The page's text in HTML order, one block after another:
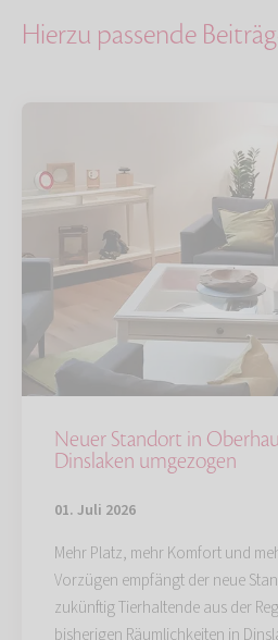
Hierzu passende
Neuer Standort in
Dinslaken umgezogen
01. Juli 2026
Mehr Platz, mehr Komfort und
Vorzügen empfängt der neue
zukünftig Tierhaltende aus der
bisherigen Räumlichkeiten in